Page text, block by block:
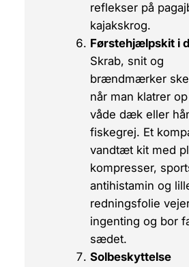
reflekser på
kajakskrog.
Førstehjælpskit i
Skrab, snit og
brændmærker
når man klatrer
våde dæk eller
fiskegrej. Et
vandtæt kit med
kompresser,
antihistamin og
redningsfolie
ingenting og bor
sædet.
Solbeskyttelse